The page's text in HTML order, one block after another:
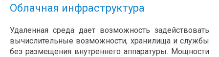
Облачная инфраструктура
Удаленная среда дает возможность задействовать
вычислительные возможности, хранилища и службы
без размещения внутреннего аппаратуры. Мощности